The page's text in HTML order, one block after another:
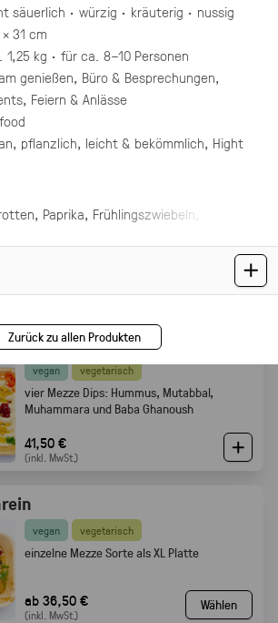
säuerlich · würzig · kräuterig · nussig
31 cm
1,25 kg · für ca. 8–10 Personen
genießen, Büro & Besprechungen,
Feiern & Anlässe
pflanzlich, leicht & bekömmlich, Hight
Paprika, Frühlingszwiebeln,
Zurück zu allen Produkten
Platte
vegan
gegrillter Brokkoli und Champignons in
asiatischer Marinade mit Sesam und Ingwer.
34,90 €
(inkl. MwSt.)
vegan
Mezze & Dip
(inkl. MwSt.)
vegan vegetarisch
vier Mezze Dips: Hummus, Mutabbal,
Muhammara und Baba Ghanoush
41,50 €
(inkl. MwSt.)
vegan vegetarisch
einzelne Mezze Sorte als XL Platte
ab 36,50 €
(inkl. MwSt.)
Wählen